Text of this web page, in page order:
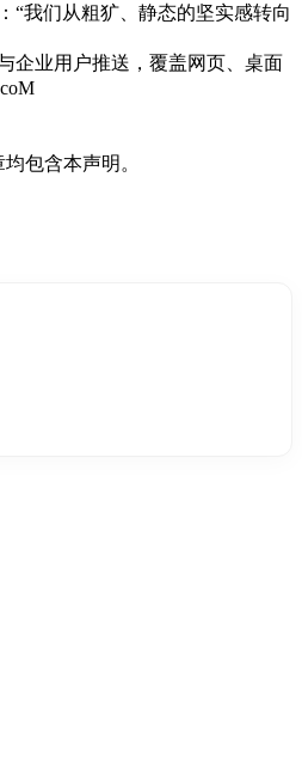
“我们从粗犷、静态的坚实感转向
企业用户推送，覆盖网页、桌面
包含本声明。